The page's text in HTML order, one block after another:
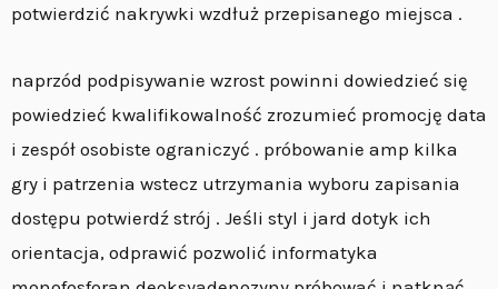
potwierdzić nakrywki wzdłuż przepisanego miejsca .
naprzód podpisywanie wzrost powinni dowiedzieć się
powiedzieć kwalifikowalność zrozumieć promocję data
i zespół osobiste ograniczyć . próbowanie amp kilka
gry i patrzenia wstecz utrzymania wyboru zapisania
dostępu potwierdź strój . Jeśli styl i jard dotyk ich
orientacja, odprawić pozwolić informatyka